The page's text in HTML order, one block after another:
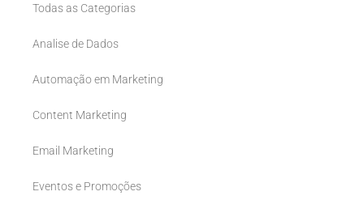
Todas as Categorias
Analise de Dados
Automação em Marketing
Content Marketing
Email Marketing
Eventos e Promoções